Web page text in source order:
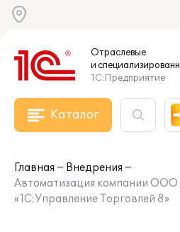
Отраслевые
и
1С:Предприятие
Каталог
Главная
Внедрения
Автоматизация компании ООО
«1С:Управление Торговлей 8»